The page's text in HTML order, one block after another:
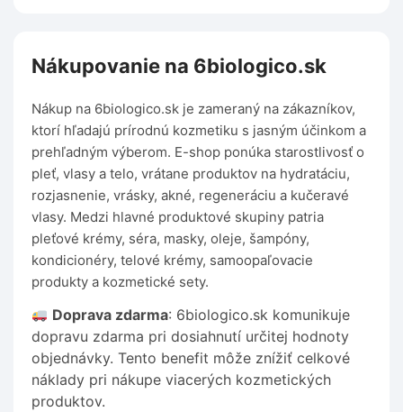
Nákupovanie na 6biologico.sk
Nákup na 6biologico.sk je zameraný na zákazníkov,
ktorí hľadajú prírodnú kozmetiku s jasným účinkom a
prehľadným výberom. E-shop ponúka starostlivosť o
pleť, vlasy a telo, vrátane produktov na hydratáciu,
rozjasnenie, vrásky, akné, regeneráciu a kučeravé
vlasy. Medzi hlavné produktové skupiny patria
pleťové krémy, séra, masky, oleje, šampóny,
kondicionéry, telové krémy, samoopaľovacie
produkty a kozmetické sety.
Doprava zdarma: 6biologico.sk komunikuje
dopravu zdarma pri dosiahnutí určitej hodnoty
objednávky. Tento benefit môže znížiť celkové
náklady pri nákupe viacerých kozmetických
produktov.